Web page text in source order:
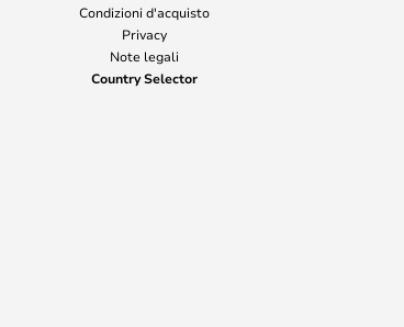
Condizioni d'acquisto
Privacy
Note legali
Country Selector